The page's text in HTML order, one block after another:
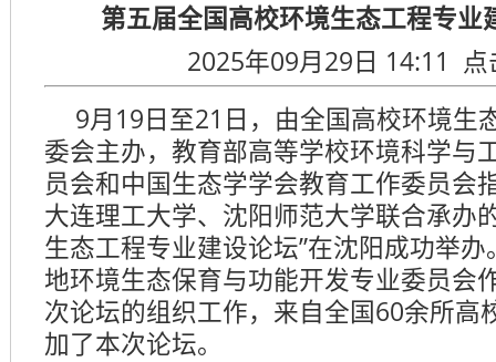
第五届全国高校环境生态工程专业
2025年09月29日 14:11 点
9月19日至21日，由全国高校环境生
委会主办，教育部高等学校环境科学与
员会和中国生态学学会教育工作委员会
大连理工大学、沈阳师范大学联合承办
生态工程专业建设论坛”在沈阳成功举
地环境生态保育与功能开发专业委员会
次论坛的组织工作，来自全国60余所高
加了本次论坛。